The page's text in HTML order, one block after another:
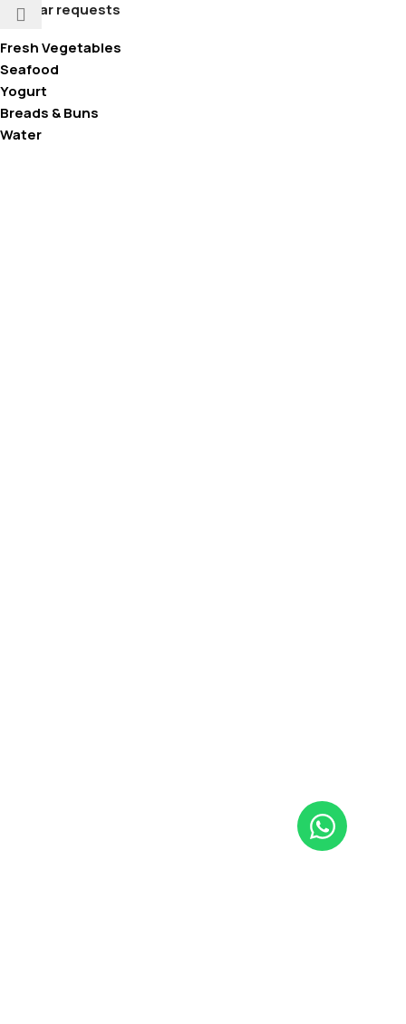
Popular requests
Fresh Vegetables
Seafood
Yogurt
Breads & Buns
Water